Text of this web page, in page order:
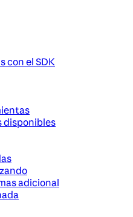
con el SDK
disponibles
adicional